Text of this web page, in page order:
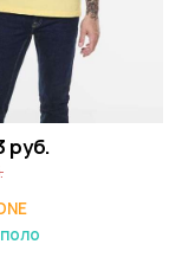
руб.